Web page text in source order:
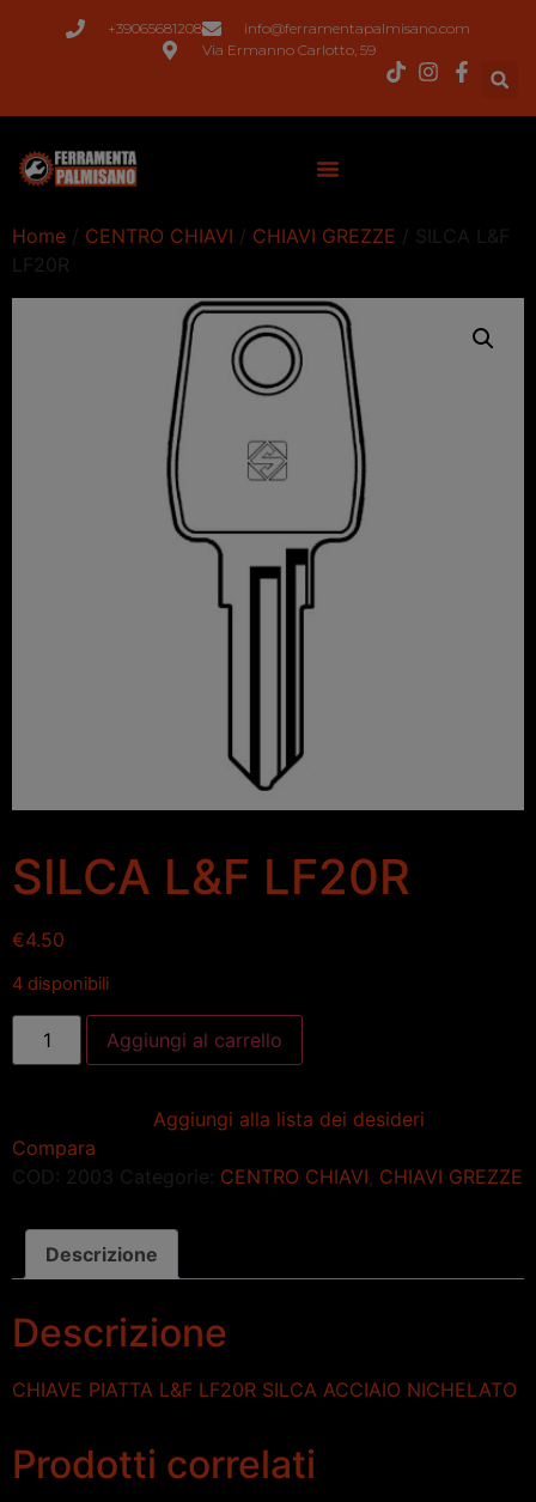
+39065681208
info@ferramentapalmisano.com
Via Ermanno Carlotto, 59
Home / CENTRO CHIAVI / CHIAVI GREZZE / SILCA L&F
LF20R
SILCA L&F LF20R
€4.50
4 disponibili
Aggiungi al carrello
Aggiungi alla lista dei desideri
Compara
COD: 2003 Categorie: CENTRO CHIAVI CHIAVI GREZZE
Descrizione
Descrizione
CHIAVE PIATTA L&F LF20R SILCA ACCIAIO NICHELATO
Prodotti correlati